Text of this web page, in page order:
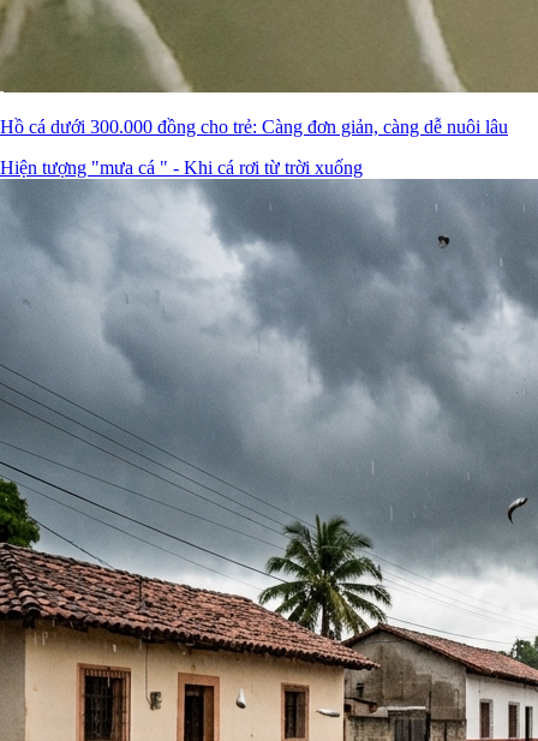
Hồ cá dưới 300.000 đồng cho trẻ: Càng đơn giản, càng dễ nuôi lâu
Hiện tượng "mưa cá " - Khi cá rơi từ trời xuống